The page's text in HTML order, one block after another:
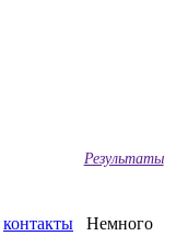
Результаты
контакты Немного